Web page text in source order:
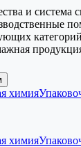
и система
химия
химия